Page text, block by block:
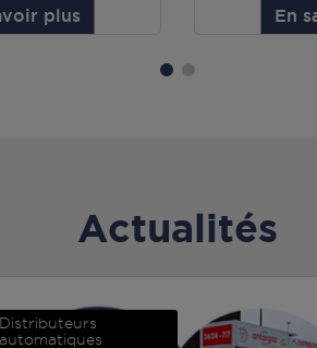
plus En
Actualités
Distributeurs
automatiques